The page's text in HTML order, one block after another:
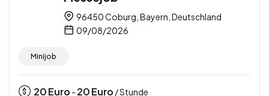
96450 Coburg, Bayern, Deutschland
09/08/2026
Minijob
20Euro - 20Euro / Stunde